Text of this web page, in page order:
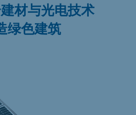
材与光电技术
绿色建筑